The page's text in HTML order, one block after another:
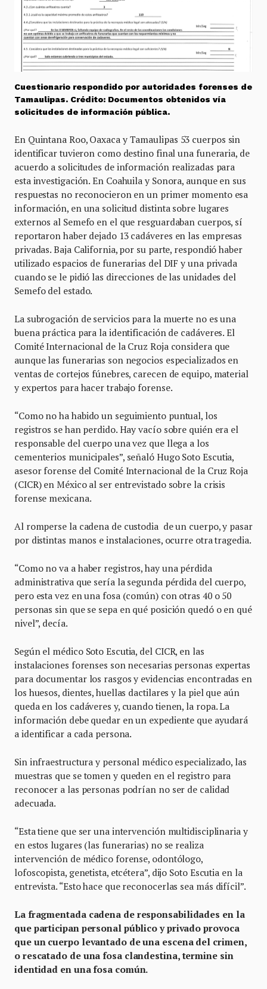
Cuestionario respondido por autoridades forenses de
Tamaulipas. Crédito: Documentos obtenidos vía
solicitudes de información pública.
En Quintana Roo, Oaxaca y Tamaulipas 53 cuerpos sin
identificar tuvieron como destino final una funeraria, de
acuerdo a solicitudes de información realizadas para
esta investigación. En Coahuila y Sonora, aunque en sus
respuestas no reconocieron en un primer momento esa
información, en una solicitud distinta sobre lugares
externos al Semefo en el que resguardaban cuerpos, sí
reportaron haber dejado 13 cadáveres en las empresas
privadas. Baja California, por su parte, respondió haber
utilizado espacios de funerarias del DIF y una privada
cuando se le pidió las direcciones de las unidades del
Semefo del estado.
La subrogación de servicios para la muerte no es una
buena práctica para la identificación de cadáveres. El
Comité Internacional de la Cruz Roja considera que
aunque las funerarias son negocios especializados en
ventas de cortejos fúnebres, carecen de equipo, material
y expertos para hacer trabajo forense.
“Como no ha habido un seguimiento puntual, los
registros se han perdido. Hay vacío sobre quién era el
responsable del cuerpo una vez que llega a los
cementerios municipales”, señaló Hugo Soto Escutia,
asesor forense del Comité Internacional de la Cruz Roja
(CICR) en México al ser entrevistado sobre la crisis
forense mexicana.
Al romperse la cadena de custodia de un cuerpo, y pasar
por distintas manos e instalaciones, ocurre otra tragedia.
“Como no va a haber registros, hay una pérdida
administrativa que sería la segunda pérdida del cuerpo,
pero esta vez en una fosa (común) con otras 40 o 50
personas sin que se sepa en qué posición quedó o en qué
nivel”, decía.
Según el médico Soto Escutia, del CICR, en las
instalaciones forenses son necesarias personas expertas
para documentar los rasgos y evidencias encontradas en
los huesos, dientes, huellas dactilares y la piel que aún
queda en los cadáveres y, cuando tienen, la ropa. La
información debe quedar en un expediente que ayudará
a identificar a cada persona.
Sin infraestructura y personal médico especializado, las
muestras que se tomen y queden en el registro para
reconocer a las personas podrían no ser de calidad
adecuada.
“Esta tiene que ser una intervención multidisciplinaria y
en estos lugares (las funerarias) no se realiza
intervención de médico forense, odontólogo,
lofoscopista, genetista, etcétera”, dijo Soto Escutia en la
entrevista. “Esto hace que reconocerlas sea más difícil”.
La fragmentada cadena de responsabilidades en la
que participan personal público y privado provoca
que un cuerpo levantado de una escena del crimen,
o rescatado de una fosa clandestina, termine sin
identidad en una fosa común.